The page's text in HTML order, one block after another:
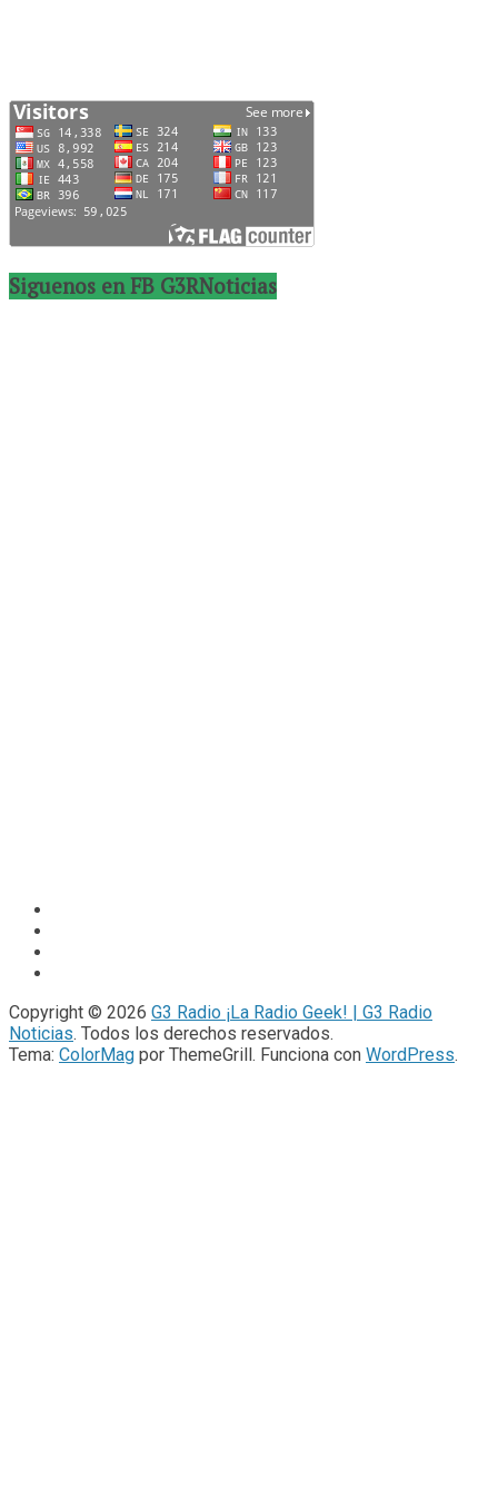
Siguenos en FB G3RNoticias
Copyright © 2026 G3 Radio ¡La Radio Geek! | G3 Radio
Noticias. Todos los derechos reservados.
Tema: ColorMag por ThemeGrill. Funciona con WordPress.